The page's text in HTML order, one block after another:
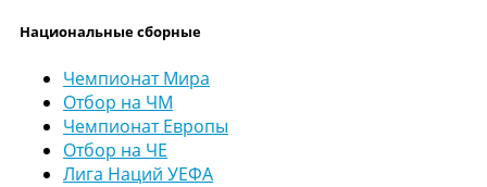
Национальные сборные
Чемпионат Мира
Отбор на ЧМ
Чемпионат Европы
Отбор на ЧЕ
Лига Наций УЕФА